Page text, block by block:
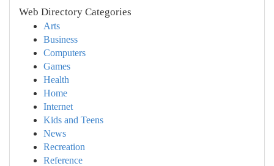
Web Directory Categories
Arts
Business
Computers
Games
Health
Home
Internet
Kids and Teens
News
Recreation
Reference